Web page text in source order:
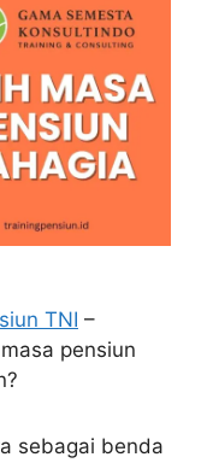
TNI –
pensiun
sebagai benda